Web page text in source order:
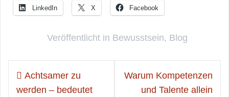
LinkedIn X Facebook
Veröffentlicht in Bewusstsein, Blog
Beitragsnavigation
Achtsamer zu
werden – bedeutet
Warum Kompetenzen
und Talente allein